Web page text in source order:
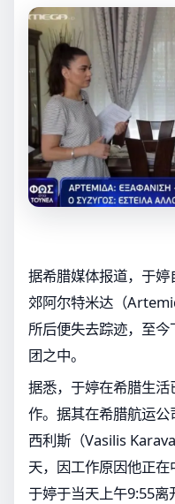
据希腊媒体报道，于
郊阿尔特米达（
所后便失去踪迹，至
团之中。
据悉，于婷在希腊生
作。据其在希腊航运公
西利斯（Vasilis
天，因工作原因他正在
于婷于当天上午9:55离